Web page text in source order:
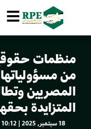
منظمات
من مسؤولياتها
المصريين
المتزايدة
18 سبتمبر, 2025 | 10:12 م